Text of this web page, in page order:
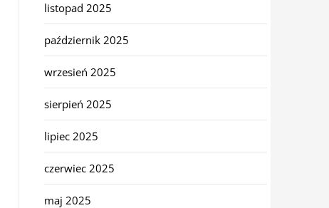
listopad 2025
październik 2025
wrzesień 2025
sierpień 2025
lipiec 2025
czerwiec 2025
maj 2025